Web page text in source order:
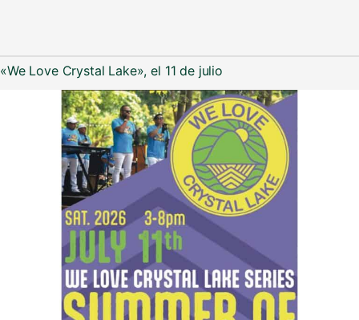
«We Love Crystal Lake», el 11 de julio